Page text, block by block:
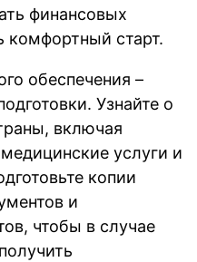
финансовых
комфортный старт.
обеспечения –
Узнайте о
включая
услуги и
копии
и
чтобы в случае